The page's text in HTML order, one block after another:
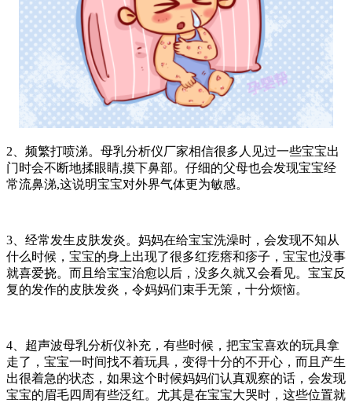
2、频繁打喷涕。母乳分析仪厂家相信很多人见过一些宝宝出
门时会不断地揉眼睛,摸下鼻部。仔细的父母也会发现宝宝经
常流鼻涕,这说明宝宝对外界气体更为敏感。
3、经常发生皮肤发炎。妈妈在给宝宝洗澡时，会发现不知从
什么时候，宝宝的身上出现了很多红疙瘩和疹子，宝宝也没事
就喜爱挠。而且给宝宝治愈以后，没多久就又会看见。宝宝反
复的发作的皮肤发炎，令妈妈们束手无策，十分烦恼。
4、超声波母乳分析仪补充，有些时候，把宝宝喜欢的玩具拿
走了，宝宝一时间找不着玩具，变得十分的不开心，而且产生
出很着急的状态，如果这个时候妈妈们认真观察的话，会发现
宝宝的眉毛四周有些泛红。尤其是在宝宝大哭时，这些位置就